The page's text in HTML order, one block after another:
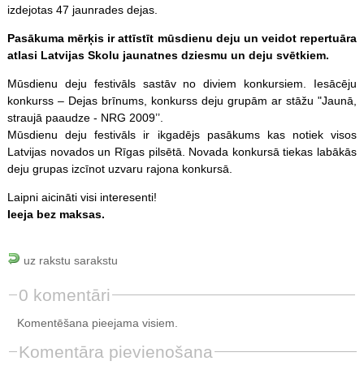
izdejotas 47 jaunrades dejas.
Pasākuma mērķis ir attīstīt mūsdienu deju un veidot repertuāra
atlasi Latvijas Skolu jaunatnes dziesmu un deju svētkiem.
Mūsdienu deju festivāls sastāv no diviem konkursiem. Iesācēju
konkurss – Dejas brīnums, konkurss deju grupām ar stāžu "Jaunā,
straujā paaudze - NRG 2009’’.
Mūsdienu deju festivāls ir ikgadējs pasākums kas notiek visos
Latvijas novados un Rīgas pilsētā. Novada konkursā tiekas labākās
deju grupas izcīnot uzvaru rajona konkursā.
Laipni aicināti visi interesenti!
Ieeja bez maksas.
uz rakstu sarakstu
0 komentāri
Komentēšana pieejama visiem.
Komentāra pievienošana